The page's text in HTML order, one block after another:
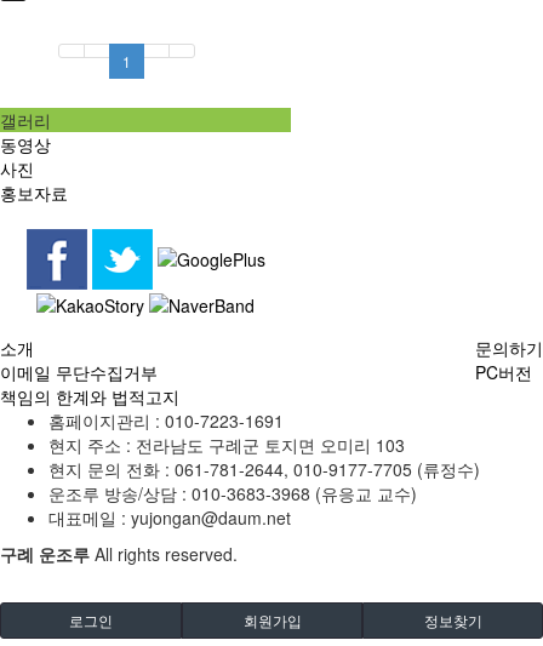
1
갤러리
동영상
사진
홍보자료
소개
이메일 무단수집거부
책임의 한계와 법적고지
문의하기
PC버전
홈페이지관리 : 010-7223-1691
현지 주소 : 전라남도 구례군 토지면 오미리 103
현지 문의 전화 : 061-781-2644, 010-9177-7705 (류정수)
운조루 방송/상담 : 010-3683-3968 (유응교 교수)
대표메일 : yujongan@daum.net
구례 운조루 All rights reserved.
로그인 회원가입 정보찾기